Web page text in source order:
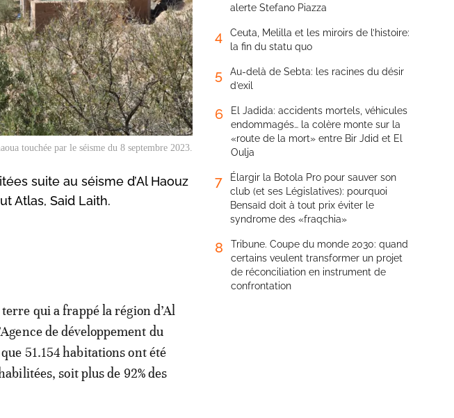
touchée par le séisme du 8 septembre 2023.
suite au séisme d’Al Haouz
Atlas, Said Laith.
qui a frappé la région d’Al
de développement du
51.154 habitations ont été
soit plus de 92% des
alerte Stefano Piazza
4
Ceuta, Melilla et les miroirs de l’histoire:
la fin du statu quo
5
Au-delà de Sebta: les racines du désir
d’exil
6
El Jadida: accidents mortels, véhicules
endommagés… la colère monte sur la
«route de la mort» entre Bir Jdid et El
Oulja
7
Élargir la Botola Pro pour sauver son
club (et ses Législatives): pourquoi
Bensaïd doit à tout prix éviter le
syndrome des «fraqchia»
8
Tribune. Coupe du monde 2030: quand
certains veulent transformer un projet
de réconciliation en instrument de
confrontation